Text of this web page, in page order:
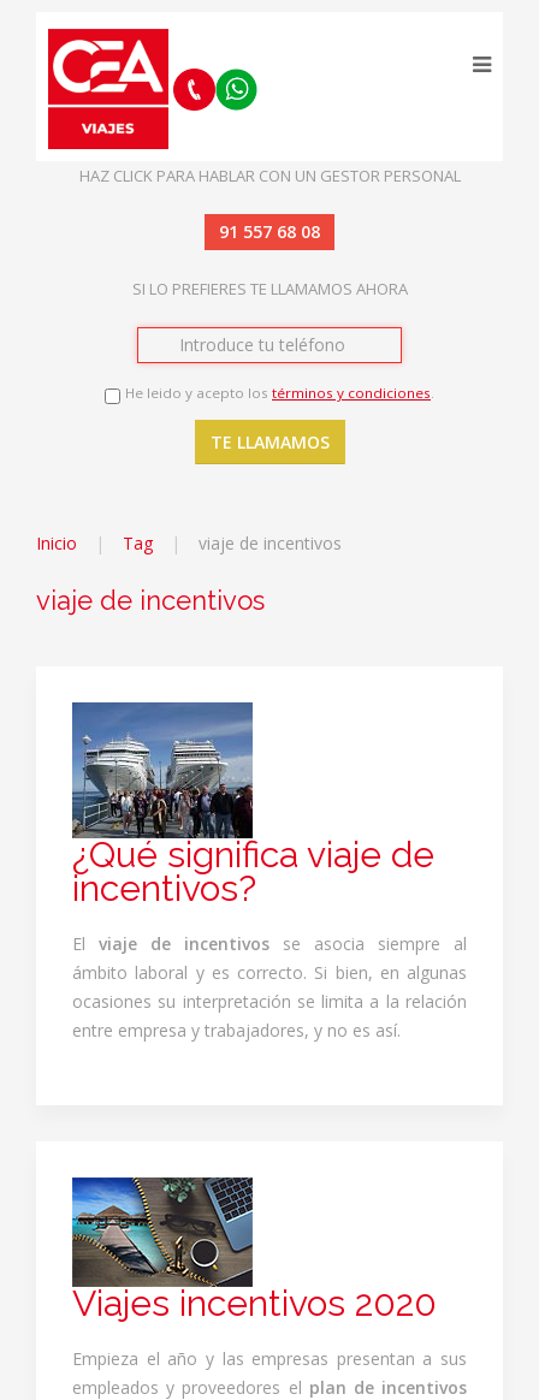
HAZ CLICK PARA HABLAR CON UN GESTOR PERSONAL
91 557 68 08
SI LO PREFIERES TE LLAMAMOS AHORA
He leido y acepto los términos y condiciones.
Inicio Tag viaje de incentivos
viaje de incentivos
¿Qué significa viaje de
incentivos?
El viaje de incentivos se asocia siempre al
ámbito laboral y es correcto. Si bien, en algunas
ocasiones su interpretación se limita a la relación
entre empresa y trabajadores, y no es así.
Viajes incentivos 2020
Empieza el año y las empresas presentan a sus
empleados y proveedores el plan de incentivos